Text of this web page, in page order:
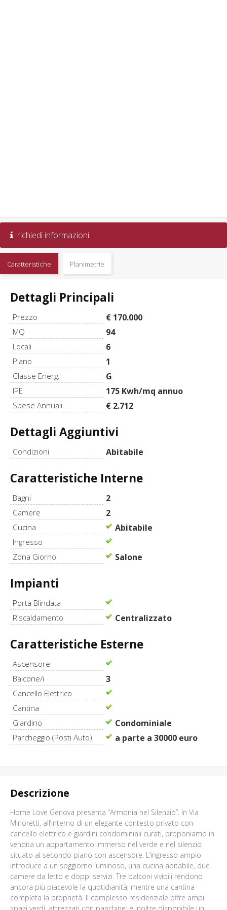
richiedi informazioni
Caratteristiche Planimetrie
Dettagli Principali
Prezzo € 170.000
MQ 94
Locali 6
Piano 1
Classe Energ. G
IPE 175 Kwh/mq annuo
Spese Annuali € 2.712
Dettagli Aggiuntivi
Condizioni Abitabile
Caratteristiche Interne
Bagni 2
Camere 2
Cucina Abitabile
Ingresso
Zona Giorno
Salone
Impianti
Porta Blindata
Riscaldamento
Centralizzato
Caratteristiche Esterne
Ascensore
Balcone/i
3
Cancello Elettrico
Cantina
Giardino
Condominiale
Parcheggio (Posti Auto) a parte a 30000 euro
Descrizione
Home Love Genova presenta “Armonia nel Silenzio”. In Via
Minoretti, all’interno di un elegante contesto privato con
cancello elettrico e giardini condominiali curati, proponiamo in
vendita un appartamento immerso nel verde e nel silenzio
situato al secondo piano con ascensore. L’ingresso ampio
introduce a un soggiorno luminoso, una cucina abitabile, due
camere da letto e doppi servizi. Tre balconi vivibili rendono
ancora più piacevole la quotidianità, mentre una cantina
completa la proprietà. Il complesso residenziale offre ampi